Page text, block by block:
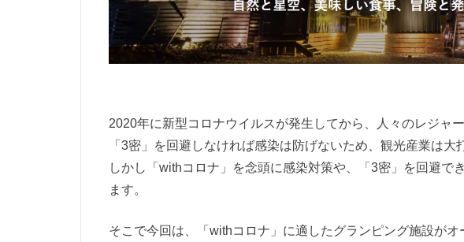
2020年に新型コロナウイルスが発生してから、人々のレジャ
「3密」を回避しなければ感染は防げないため、観光産業は大
しかし「withコロナ」を念頭に感染対策や、「3密」を回避で
ます。
そこで今回は、「withコロナ」に適したグランピング施設が